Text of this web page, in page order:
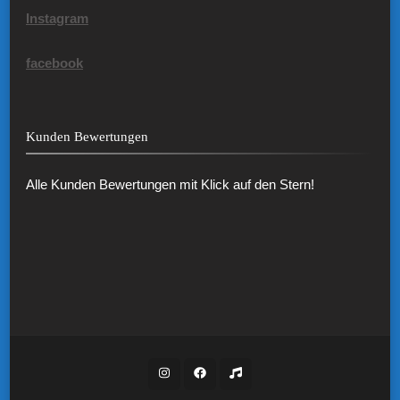
Instagram
facebook
Kunden Bewertungen
Alle Kunden Bewertungen mit Klick auf den Stern!